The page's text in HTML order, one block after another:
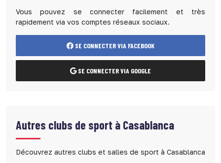
Vous pouvez se connecter facilement et très
rapidement via vos comptes réseaux sociaux.
SE CONNECTER VIA FACEBOOK
SE CONNECTER VIA GOOGLE
Autres clubs de sport à Casablanca
Découvrez autres clubs et salles de sport à Casablanca